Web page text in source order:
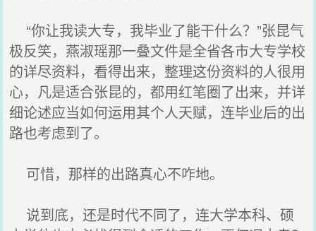
“你让我读大专，我毕业了能干什么？”张昆气
极反笑，燕淑瑶那一叠文件是全省各市大专学校
的详尽资料，看得出来，整理这份资料的人很用
心，凡是适合张昆的，都用红笔圈了出来，并详
细论述应当如何运用其个人天赋，连毕业后的出
路也考虑到了。
可惜，那样的出路真心不咋地。
说到底，还是时代不同了，连大学本科、硕